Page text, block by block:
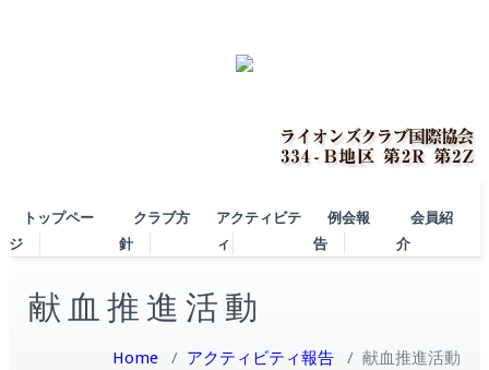
トップペー
ジ
クラブ方
針
アクティビテ
ィ
例会報
告
会員紹
介
献血推進活動
Home / アクティビティ報告 / 献血推進活動